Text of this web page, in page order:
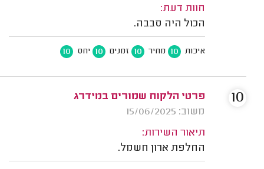
חוות דעת:
הכול היה סבבה.
איכות 10 מחיר 10 זמנים 10 יחס 10
פרטי הלקוח שמורים במידרג
משוב: 15/06/2025
תיאור השירות:
החלפת ארון חשמל.
10